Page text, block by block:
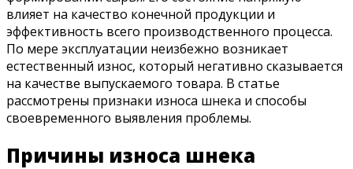
влияет на качество конечной продукции и
эффективность всего производственного процесса.
По мере эксплуатации неизбежно возникает
естественный износ, который негативно сказывается
на качестве выпускаемого товара. В статье
рассмотрены признаки износа шнека и способы
своевременного выявления проблемы.
Причины износа шнека